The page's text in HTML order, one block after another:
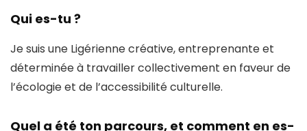
Qui es-tu ?
Je suis une Ligérienne créative, entreprenante et
déterminée à travailler collectivement en faveur de
l’écologie et de l’accessibilité culturelle.
Quel a été ton parcours, et comment en es-